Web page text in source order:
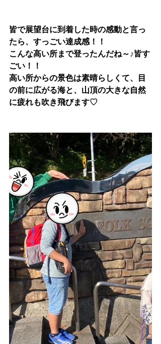
皆で展望台に到着した時の感動と言っ
たら、すっごい達成感！！
こんな高い所まで登ったんだね～♪皆す
ごい！！
高い所からの景色は素晴らしくて、目
の前に広がる海と、山頂の大きな自然
に疲れも吹き飛びます♡